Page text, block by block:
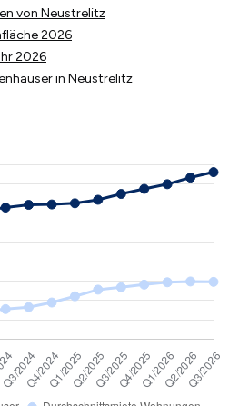
von Neustrelitz
2026
2026
in Neustrelitz